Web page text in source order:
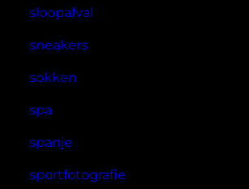
sloopafval
sneakers
sokken
spa
spanje
sportfotografie